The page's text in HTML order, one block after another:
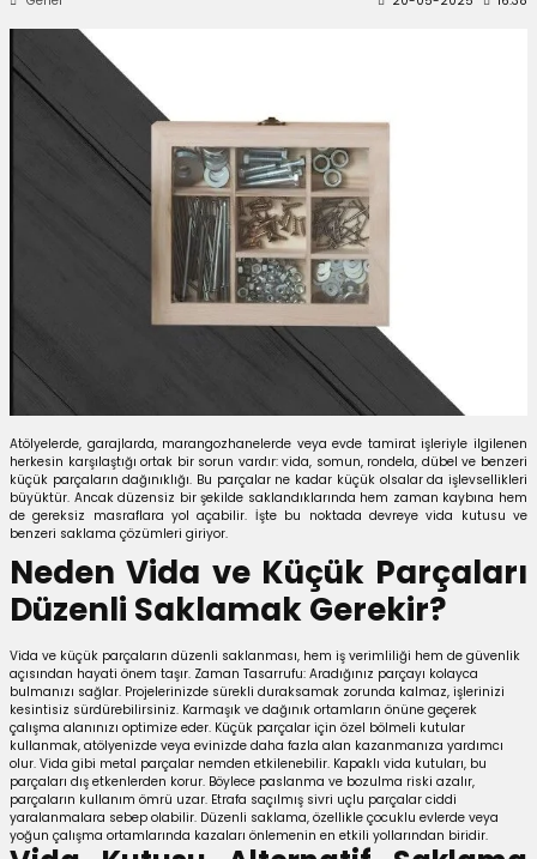
Kutuları
Masura Kapaklı
Kutular
ve Koliler
Atölyelerde, garajlarda, marangozhanelerde veya evde tamirat işleriyle ilgilenen
herkesin karşılaştığı ortak bir sorun vardır: vida, somun, rondela, dübel ve benzeri
küçük parçaların dağınıklığı. Bu parçalar ne kadar küçük olsalar da işlevsellikleri
büyüktür. Ancak düzensiz bir şekilde saklandıklarında hem zaman kaybına hem
de gereksiz masraflara yol açabilir. İşte bu noktada devreye vida kutusu ve
benzeri saklama çözümleri giriyor.
Neden Vida ve Küçük Parçaları
Düzenli Saklamak Gerekir?
Vida ve küçük parçaların düzenli saklanması, hem iş verimliliği hem de güvenlik
açısından hayati önem taşır. Zaman Tasarrufu: Aradığınız parçayı kolayca
bulmanızı sağlar. Projelerinizde sürekli duraksamak zorunda kalmaz, işlerinizi
kesintisiz sürdürebilirsiniz. Karmaşık ve dağınık ortamların önüne geçerek
çalışma alanınızı optimize eder. Küçük parçalar için özel bölmeli kutular
kullanmak, atölyenizde veya evinizde daha fazla alan kazanmanıza yardımcı
olur. Vida gibi metal parçalar nemden etkilenebilir. Kapaklı vida kutuları, bu
parçaları dış etkenlerden korur. Böylece paslanma ve bozulma riski azalır,
parçaların kullanım ömrü uzar. Etrafa saçılmış sivri uçlu parçalar ciddi
yaralanmalara sebep olabilir. Düzenli saklama, özellikle çocuklu evlerde veya
yoğun çalışma ortamlarında kazaları önlemenin en etkili yollarından biridir.